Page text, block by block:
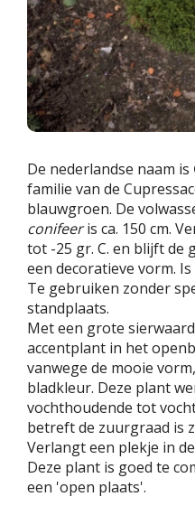
De nederlandse naam is
familie van de
blauwgroen. De
conifeeris ca. 150 cm.
tot -25 gr. C. en blijft de
een decoratieve vorm.
Te gebruiken zonder
standplaats.
Met een grote
accentplant in het
vanwege de mooie
bladkleur. Deze plant
vochthoudende tot
betreft de zuurgraad is
Verlangt een plekje in
Deze plant is goed te
een 'open plaats'.